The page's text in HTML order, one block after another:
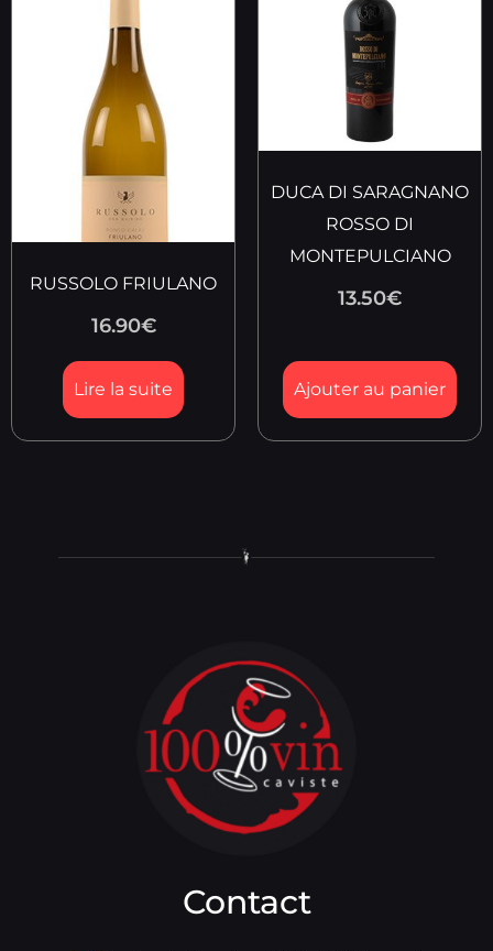
RUSSOLO FRIULANO
16.90€
Lire la suite
DUCA DI SARAGNANO
ROSSO DI
MONTEPULCIANO
13.50€
Ajouter au panier
Contact